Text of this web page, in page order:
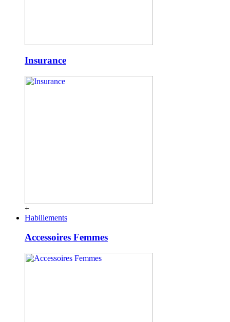
Insurance
+
Habillements
Accessoires Femmes